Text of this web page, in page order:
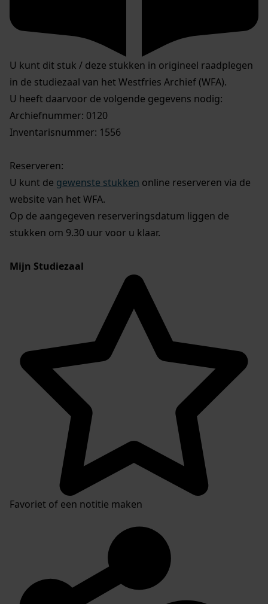
U kunt dit stuk / deze stukken in origineel raadplegen
in de studiezaal van het Westfries Archief (WFA).
U heeft daarvoor de volgende gegevens nodig:
Archiefnummer: 0120
Inventarisnummer: 1556
Reserveren:
U kunt de gewenste stukken online reserveren via de
website van het WFA.
Op de aangegeven reserveringsdatum liggen de
stukken om 9.30 uur voor u klaar.
Mijn Studiezaal
Favoriet of een notitie maken